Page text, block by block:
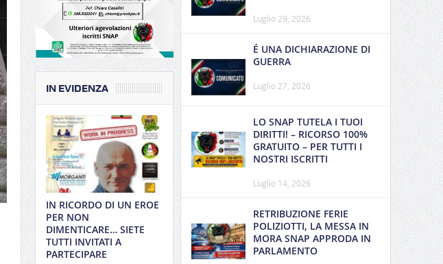
IN EVIDENZA
IN RICORDO DI UN EROE
PER NON
DIMENTICARE… SIETE
TUTTI INVITATI A
PARTECIPARE
Luglio 29, 2026
É UNA DICHIARAZIONE DI
GUERRA
Luglio 27, 2026
LO SNAP TUTELA I TUOI
DIRITTI! – RICORSO 100%
GRATUITO – PER TUTTI I
NOSTRI ISCRITTI
Luglio 14, 2026
RETRIBUZIONE FERIE
POLIZIOTTI, LA MESSA IN
MORA SNAP APPRODA IN
PARLAMENTO